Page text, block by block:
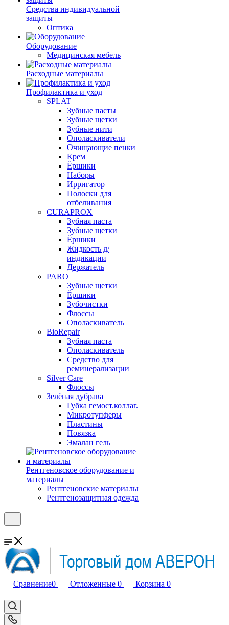
Средства индивидуальной
защиты
Оптика
Оборудование
Медицинская мебель
Расходные материалы
Профилактика и уход
SPLAT
Зубные пасты
Зубные щетки
Зубные нити
Ополаскиватели
Очищающие пенки
Крем
Ёршики
Наборы
Ирригатор
Полоски для
отбеливания
CURAPROX
Зубная паста
Зубные щетки
Ёршики
Жидкость д/
индикации
Держатель
PARO
Зубные щетки
Ёршики
Зубочистки
Флоссы
Ополаскиватель
BioRepair
Зубная паста
Ополаскиватель
Средство для
реминерализации
Silver Care
Флоссы
Зелёная дубрава
Губка гемост.коллаг.
Микротупферы
Пластины
Повязка
Эмалан гель
Рентгеновское оборудование и
материалы
Рентгеновские материалы
Рентгенозащитная одежда
Сравнение0 Отложенные 0 Корзина 0